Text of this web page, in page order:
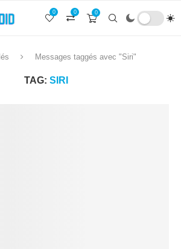
0
0
0
Messages taggés avec "Siri"
TAG: SIRI